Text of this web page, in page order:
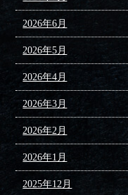
2026年6月
2026年5月
2026年4月
2026年3月
2026年2月
2026年1月
2025年12月